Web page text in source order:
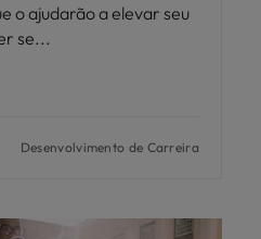
o ajudarão a elevar seu
se
Desenvolvimento de Carreira